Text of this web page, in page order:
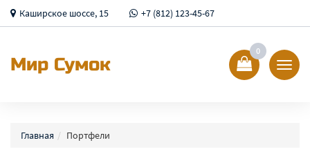
Каширское шоссе, 15 +7 (812) 123-45-67
Мир Сумок
0
Главная Портфели